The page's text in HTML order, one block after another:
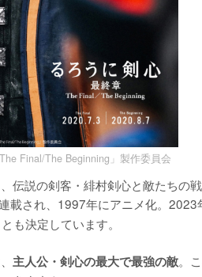
Final/The Beginning」製作委員会
説の剣客・緋村剣心と敵たちの戦
され、1997年にアニメ化。2023
も決定しています。
主人公・剣心の最大で最強の敵。